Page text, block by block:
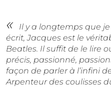
Il y a longtemps que
écrit, Jacques est le
Beatles. Il suffit de le lire
précis, passionné,
façon de parler à l’infini
Arpenteur des coulisses